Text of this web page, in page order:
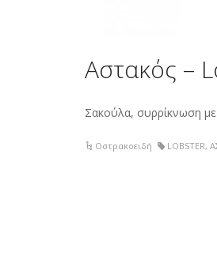
Αστακός –
Σακούλα, συρρίκνωση
Οστρακοειδή LOBSTER,